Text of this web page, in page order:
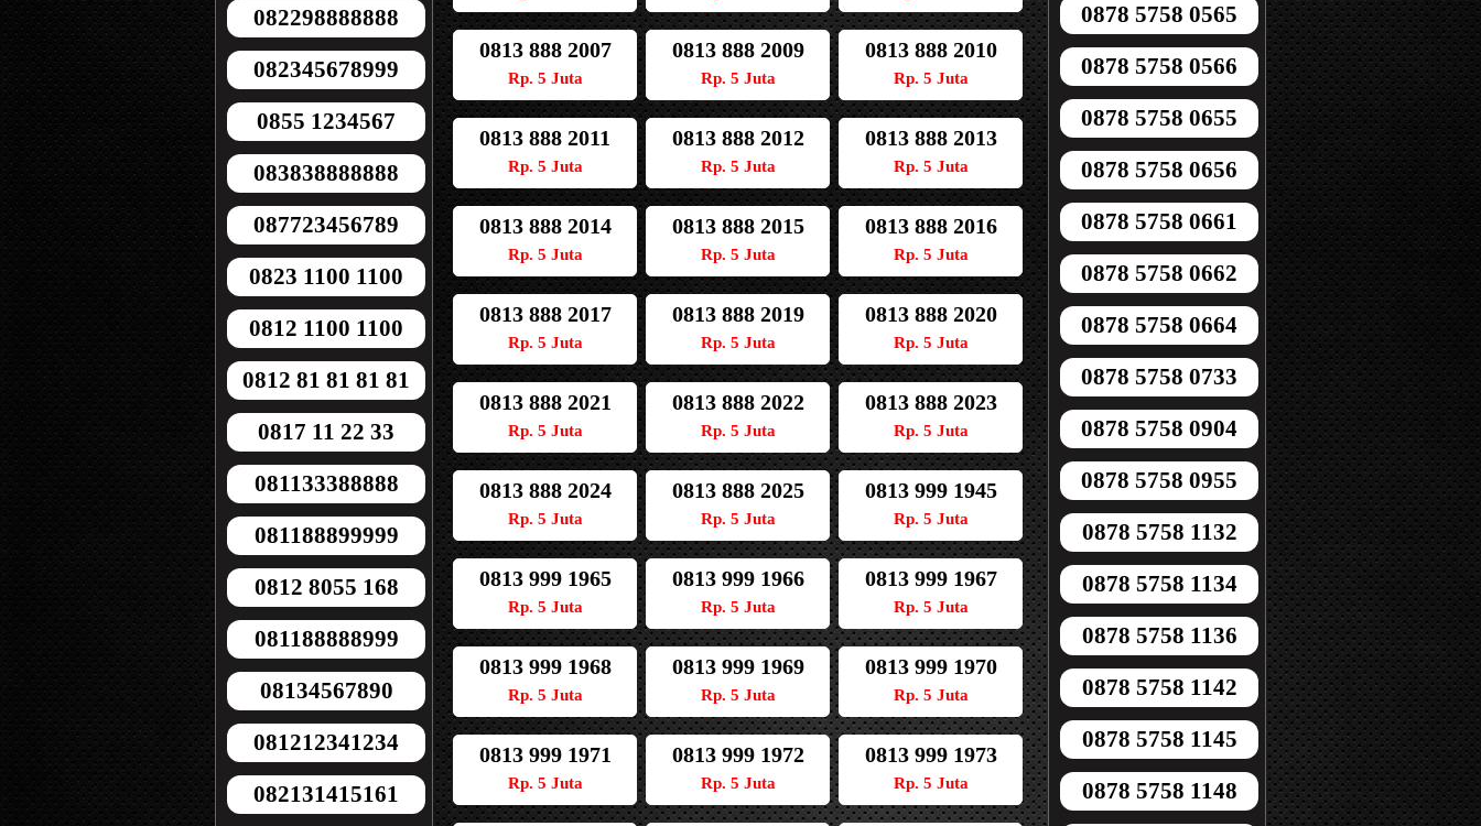
082298888888
082345678999
0855 1234567
083838888888
087723456789
0823 1100 1100
0812 1100 1100
0812 81 81 81 81
0817 11 22 33
081133388888
081188899999
0812 8055 168
081188888999
08134567890
081212341234
082131415161
0813 888 2007
Rp. 5 Juta
0813 888 2009
Rp. 5 Juta
0813 888 2010
Rp. 5 Juta
0813 888 2011
Rp. 5 Juta
0813 888 2012
Rp. 5 Juta
0813 888 2013
Rp. 5 Juta
0813 888 2014
Rp. 5 Juta
0813 888 2015
Rp. 5 Juta
0813 888 2016
Rp. 5 Juta
0813 888 2017
Rp. 5 Juta
0813 888 2019
Rp. 5 Juta
0813 888 2020
Rp. 5 Juta
0813 888 2021
Rp. 5 Juta
0813 888 2022
Rp. 5 Juta
0813 888 2023
Rp. 5 Juta
0813 888 2024
Rp. 5 Juta
0813 888 2025
Rp. 5 Juta
0813 999 1945
Rp. 5 Juta
0813 999 1965
Rp. 5 Juta
0813 999 1966
Rp. 5 Juta
0813 999 1967
Rp. 5 Juta
0813 999 1968
Rp. 5 Juta
0813 999 1969
Rp. 5 Juta
0813 999 1970
Rp. 5 Juta
0813 999 1971
Rp. 5 Juta
0813 999 1972
Rp. 5 Juta
0813 999 1973
Rp. 5 Juta
0878 5758 0565
0878 5758 0566
0878 5758 0655
0878 5758 0656
0878 5758 0661
0878 5758 0662
0878 5758 0664
0878 5758 0733
0878 5758 0904
0878 5758 0955
0878 5758 1132
0878 5758 1134
0878 5758 1136
0878 5758 1142
0878 5758 1145
0878 5758 1148